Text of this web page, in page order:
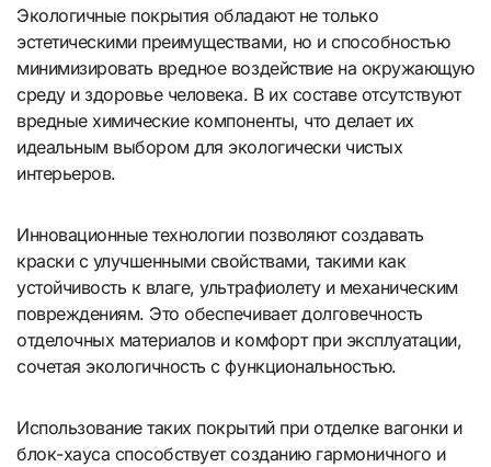
Экологичные покрытия обладают не только
эстетическими преимуществами, но и способностью
минимизировать вредное воздействие на окружающую
среду и здоровье человека. В их составе отсутствуют
вредные химические компоненты, что делает их
идеальным выбором для экологически чистых
интерьеров.
Инновационные технологии позволяют создавать
краски с улучшенными свойствами, такими как
устойчивость к влаге, ультрафиолету и механическим
повреждениям. Это обеспечивает долговечность
отделочных материалов и комфорт при эксплуатации,
сочетая экологичность с функциональностью.
Использование таких покрытий при отделке вагонки и
блок-хауса способствует созданию гармоничного и